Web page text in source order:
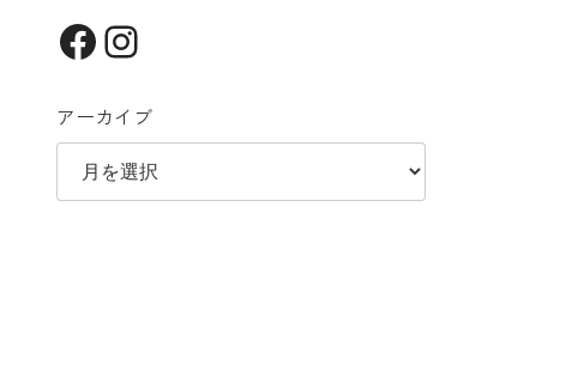
Facebook
Instagram
アーカイブ